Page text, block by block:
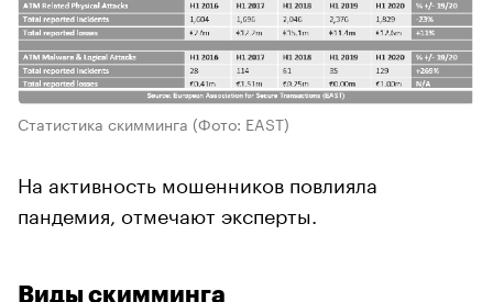
Статистика скимминга (Фото: EAST)
На активность мошенников повлияла
пандемия, отмечают эксперты.
Виды скимминга